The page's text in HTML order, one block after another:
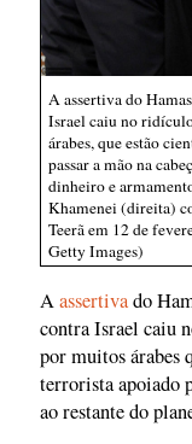
A assertiva do
Israel caiu no
árabes, que estão
passar a mão na
dinheiro e
Khamenei (direita)
Teerã em 12 de
Getty Images)
Aassertivado
contra Israel caiu
por muitos árabes
terrorista apoiado
ao restante do